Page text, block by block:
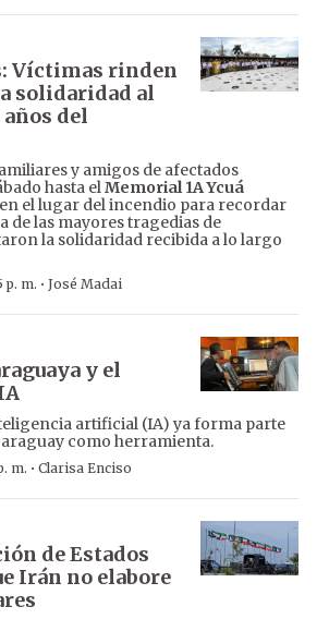
Víctimas rinden
solidaridad al
del
y amigos de afectados
hasta elMemorial 1A Ycuá
el lugar del incendio para recordar
de las mayores tragedias de
la solidaridad recibida a lo largo
p. m. · José Madai
y el
artificial (IA) ya forma parte
como herramienta.
m. · Clarisa Enciso
de Estados
Irán no elabore